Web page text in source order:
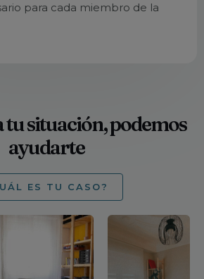
para cada miembro de la
tu situación, podemos
ayudarte
ES TU CASO?